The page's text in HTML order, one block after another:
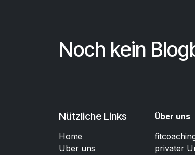
Noch kein
Nützliche Links
Home
Über uns
Über uns
privater